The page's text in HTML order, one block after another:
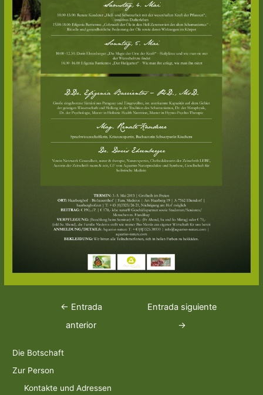
Navegación
← Entrada
anterior
Entrada siguiente
→
Die Botschaft
Zur Person
Kontakte und Adressen